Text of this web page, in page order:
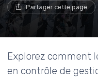
Partager cette page
Explorez comment
en contrôle de